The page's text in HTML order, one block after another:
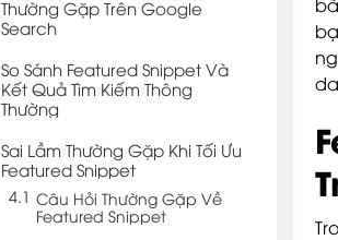
Thường Gặp Trên Google
Search
So Sánh Featured Snippet Và
Kết Quả Tìm Kiếm Thông
Thường
Sai Lầm Thường Gặp Khi Tối Ưu
Featured Snippet
Câu Hỏi Thường Gặp Về
Featured Snippet